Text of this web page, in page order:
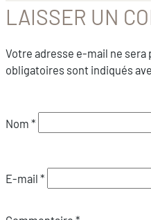
LAISSER UN
Votre adresse e-mail ne sera
obligatoires sont indiqués
Nom *
E-mail *